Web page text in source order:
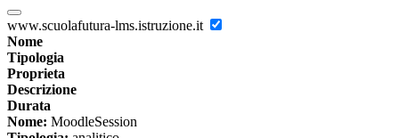
www.scuolafutura-lms.istruzione.it
Nome
Tipologia
Proprieta
Descrizione
Durata
Nome: MoodleSession